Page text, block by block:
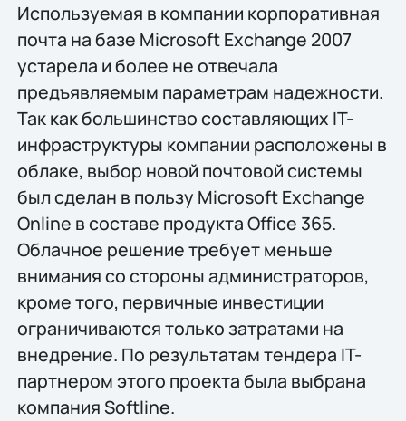
Используемая в компании корпоративная
почта на базе Microsoft Exchange 2007
устарела и более не отвечала
предъявляемым параметрам надежности.
Так как большинство составляющих IT-
инфраструктуры компании расположены в
облаке, выбор новой почтовой системы
был сделан в пользу Microsoft Exchange
Online в составе продукта Office 365.
Облачное решение требует меньше
внимания со стороны администраторов,
кроме того, первичные инвестиции
ограничиваются только затратами на
внедрение. По результатам тендера IT-
партнером этого проекта была выбрана
компания Softline.